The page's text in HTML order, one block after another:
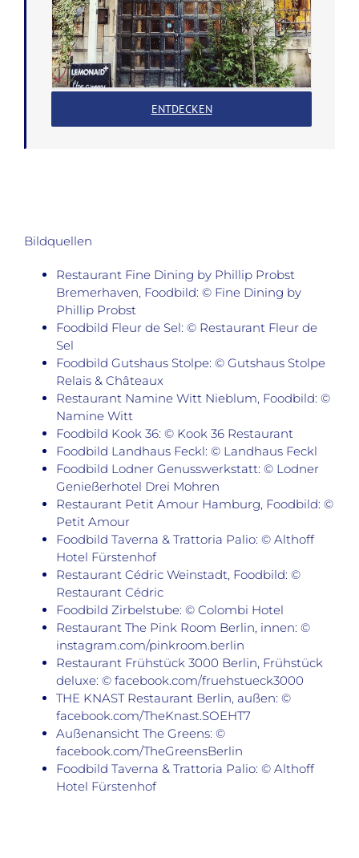
ENTDECKEN
Bildquellen
Restaurant Fine Dining by Phillip Probst
Bremerhaven, Foodbild: © Fine Dining by
Phillip Probst
Foodbild Fleur de Sel: © Restaurant Fleur de
Sel
Foodbild Gutshaus Stolpe: © Gutshaus Stolpe
Relais & Châteaux
Restaurant Namine Witt Nieblum, Foodbild: ©
Namine Witt
Foodbild Kook 36: © Kook 36 Restaurant
Foodbild Landhaus Feckl: © Landhaus Feckl
Foodbild Lodner Genusswerkstatt: © Lodner
Genießerhotel Drei Mohren
Restaurant Petit Amour Hamburg, Foodbild: ©
Petit Amour
Foodbild Taverna & Trattoria Palio: © Althoff
Hotel Fürstenhof
Restaurant Cédric Weinstadt, Foodbild: ©
Restaurant Cédric
Foodbild Zirbelstube: © Colombi Hotel
Restaurant The Pink Room Berlin, innen: ©
instagram.com/pinkroom.berlin
Restaurant Frühstück 3000 Berlin, Frühstück
deluxe: © facebook.com/fruehstueck3000
THE KNAST Restaurant Berlin, außen: ©
facebook.com/TheKnast.SOEHT7
Außenansicht The Greens: ©
facebook.com/TheGreensBerlin
Foodbild Taverna & Trattoria Palio: © Althoff
Hotel Fürstenhof